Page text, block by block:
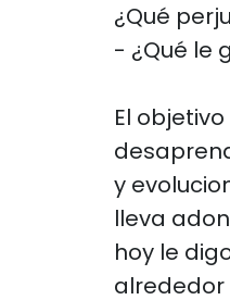
¿Qué
- ¿Qué le
El
y
lleva
hoy le
alrededor